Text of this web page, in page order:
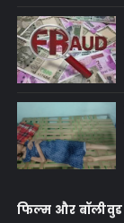
फिल्म और बॉलीवुड